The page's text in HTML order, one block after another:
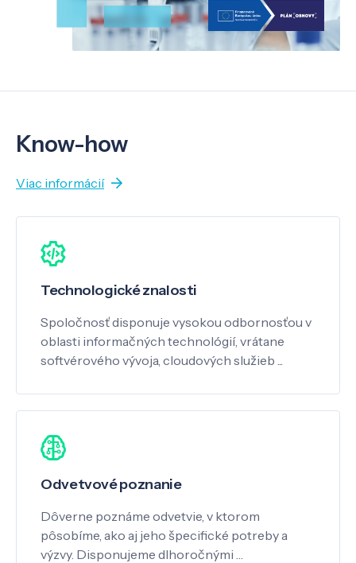
Know-how
Viac informácií
Technologické znalosti
Spoločnosť disponuje vysokou odbornosťou v
oblasti informačných technológií, vrátane
softvérového vývoja, cloudových služieb ...
Odvetvové poznanie
Dôverne poznáme odvetvie, v ktorom
pôsobíme, ako aj jeho špecifické potreby a
výzvy. Disponujeme dlhoročnými …